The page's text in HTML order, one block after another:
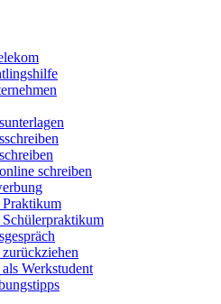
schreiben
Werkstudent